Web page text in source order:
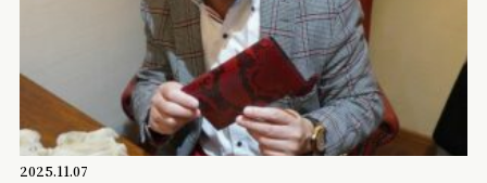
2025.11.07